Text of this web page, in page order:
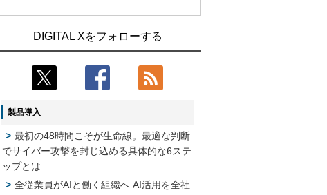
れに電子カルテとAI技術を使う抽出方法
の研究開始
Umios、消費者起点の販売計画策定に向
3
歩行ロボット利用を検証
4
【COMPUTEX 2026：Arm編】チップ自
社製造で鍵を握る台湾サプライチェー
仮想化技術を使う統合基盤を本格稼働
鹿島建設、鋼管柱へのコンクリート充填
時の異常を検出するAIを遠隔監視システ
3
れに電子カルテとAI技術を使う抽出方法
の研究開始
そもそも今の仕事はAIエージェントを求
DIGITAL Xをフォローする
製品導入
最初の48時間こそが生命線。最適な判断
でサイバー攻撃を封じ込める具体的な6ステ
ップとは
全従業員がAIと働く組織へ AI活用を全社